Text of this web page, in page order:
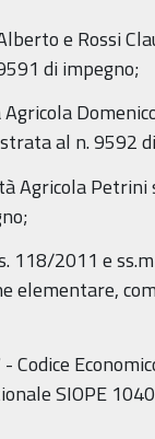
e Rossi
di impegno;
al n. 9592
Agricola Petrini
118/2011 e
elementare,
SIOPE